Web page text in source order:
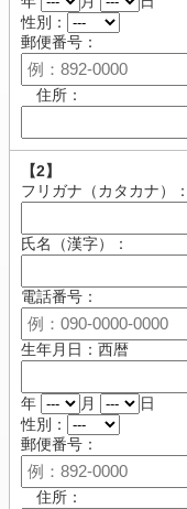
性別：
郵便番号：
住所：
【2】
フリガナ（カタカナ）：
氏名（漢字）：
電話番号：
生年月日：西暦
年 月
日
性別：
郵便番号：
住所：